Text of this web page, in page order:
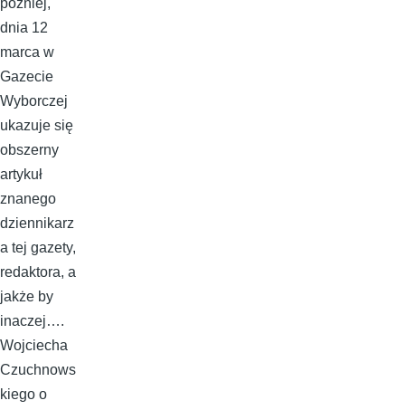
później,
dnia 12
marca w
Gazecie
Wyborczej
ukazuje się
obszerny
artykuł
znanego
dziennikarz
a tej gazety,
redaktora, a
jakże by
inaczej….
Wojciecha
Czuchnows
kiego o